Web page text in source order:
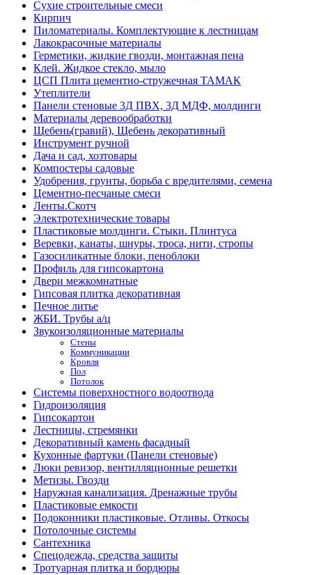
Сухие строительные смеси
Кирпич
Пиломатериалы. Комплектующие к лестницам
Лакокрасочные материалы
Герметики, жидкие гвозди, монтажная пена
Клей. Жидкое стекло, мыло
ЦСП Плита цементно-стружечная ТАМАК
Утеплители
Панели стеновые 3Д ПВХ, 3Д МДФ, молдинги
Материалы деревообработки
Щебень(гравий), Щебень декоративный
Инструмент ручной
Дача и сад, хозтовары
Компостеры садовые
Удобрения, грунты, борьба с вредителями, семена
Цементно-песчаные смеси
Ленты.Скотч
Электротехнические товары
Пластиковые молдинги. Стыки. Плинтуса
Веревки, канаты, шнуры, троса, нити, стропы
Газосиликатные блоки, пеноблоки
Профиль для гипсокартона
Двери межкомнатные
Гипсовая плитка декоративная
Печное литье
ЖБИ. Трубы а/ц
Звукоизоляционные материалы
Стены
Коммуникации
Кровля
Пол
Потолок
Системы поверхностного водоотвода
Гидроизоляция
Гипсокартон
Лестницы, стремянки
Декоративный камень фасадный
Кухонные фартуки (Панели стеновые)
Люки ревизор, вентилляционные решетки
Метизы. Гвозди
Наружная канализация. Дренажные трубы
Пластиковые емкости
Подоконники пластиковые. Отливы. Откосы
Потолочные системы
Сантехника
Спецодежда, средства защиты
Тротуарная плитка и бордюры